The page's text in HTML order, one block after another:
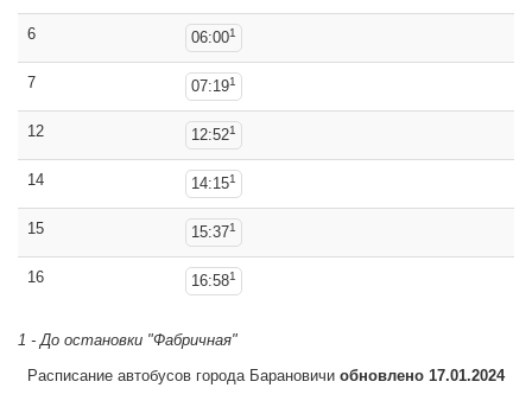
6 06:001
7 07:191
12 12:521
14 14:151
15 15:371
16 16:581
1 - До остановки "Фабричная"
Расписание автобусов города Барановичи обновлено 17.01.2024